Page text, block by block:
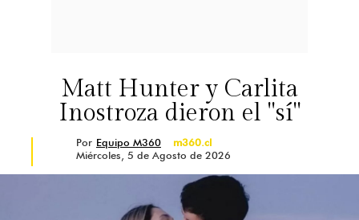
Matt Hunter y Carlita
Inostroza dieron el "sí"
Por Equipo M360
m360.cl
Miércoles, 5 de Agosto de 2026